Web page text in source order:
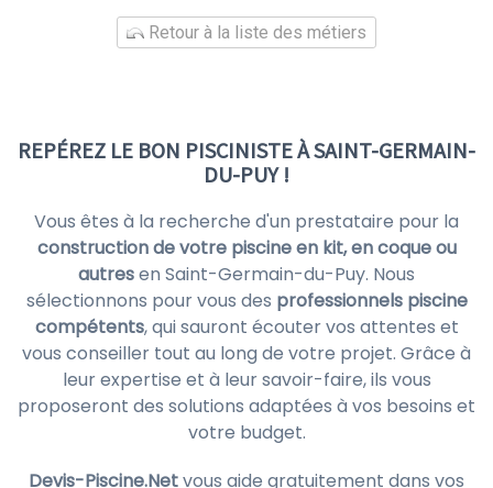
Retour à la liste des métiers
REPÉREZ LE BON PISCINISTE À SAINT-GERMAIN-
DU-PUY !
Vous êtes à la recherche d'un prestataire pour la
construction de votre piscine en kit, en coque ou
autresen Saint-Germain-du-Puy. Nous
sélectionnons pour vous des professionnels piscine
compétents, qui sauront écouter vos attentes et
vous conseiller tout au long de votre projet. Grâce à
leur expertise et à leur savoir-faire, ils vous
proposeront des solutions adaptées à vos besoins et
votre budget.
Devis-Piscine.Netvous aide gratuitement dans vos